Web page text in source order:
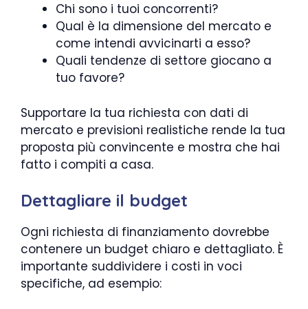
Chi sono i tuoi concorrenti?
Qual è la dimensione del mercato e
come intendi avvicinarti a esso?
Quali tendenze di settore giocano a
tuo favore?
Supportare la tua richiesta con dati di
mercato e previsioni realistiche rende la tua
proposta più convincente e mostra che hai
fatto i compiti a casa.
Dettagliare il budget
Ogni richiesta di finanziamento dovrebbe
contenere un budget chiaro e dettagliato. È
importante suddividere i costi in voci
specifiche, ad esempio: